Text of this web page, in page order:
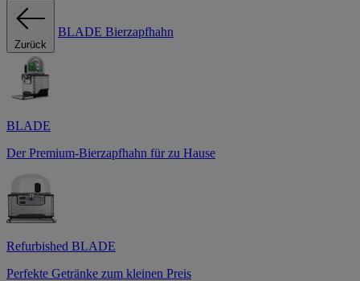
Zurück
BLADE Bierzapfhahn
BLADE
Der Premium-Bierzapfhahn für zu Hause
Refurbished BLADE
Perfekte Getränke zum kleinen Preis